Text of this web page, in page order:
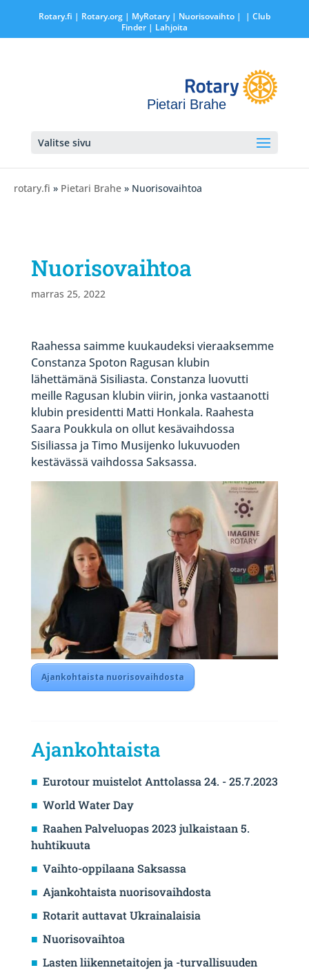
Rotary.fi | Rotary.org| MyRotary | Nuorisovaihto|
| Club
Finder| Lahjoita
Pietari Brahe
Valitse sivu
rotary.fi » Pietari Brahe » Nuorisovaihtoa
Nuorisovaihtoa
marras 25, 2022
Raahessa saimme kuukaudeksi vieraaksemme
Constanza Spoton Ragusan klubin
lähettämänä Sisiliasta. Constanza luovutti
meille Ragusan klubin viirin, jonka vastaanotti
klubin presidentti Matti Honkala. Raahesta
Saara Poukkula on ollut kesävaihdossa
Sisiliassa ja Timo Musijenko lukuvuoden
kestävässä vaihdossa Saksassa.
Ajankohtaista nuorisovaihdosta
Ajankohtaista
Eurotour muistelot Anttolassa 24. - 25.7.2023
World Water Day
Raahen Palveluopas 2023 julkaistaan 5.
huhtikuuta
Vaihto-oppilaana Saksassa
Ajankohtaista nuorisovaihdosta
Rotarit auttavat Ukrainalaisia
Nuorisovaihtoa
Lasten liikennetaitojen ja -turvallisuuden